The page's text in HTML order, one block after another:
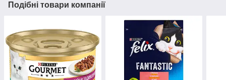
Подібні товари компанії